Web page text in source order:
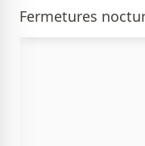
Fermetures